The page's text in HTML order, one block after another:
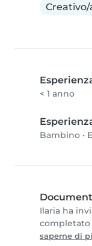
Creativo/
< 1 anno
Bambino •
Ilaria ha
completato
saperne di